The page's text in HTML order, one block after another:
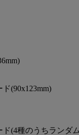
(90x123mm)
(4種のうちランダ